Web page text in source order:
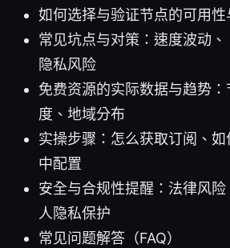
如何选择与验证节点的可用性
常见坑点与对策：速度波动、
隐私风险
免费资源的实际数据与趋势
度、地域分布
实操步骤：怎么获取订阅、
中配置
安全与合规性提醒：法律风
人隐私保护
常见问题解答（FAQ）